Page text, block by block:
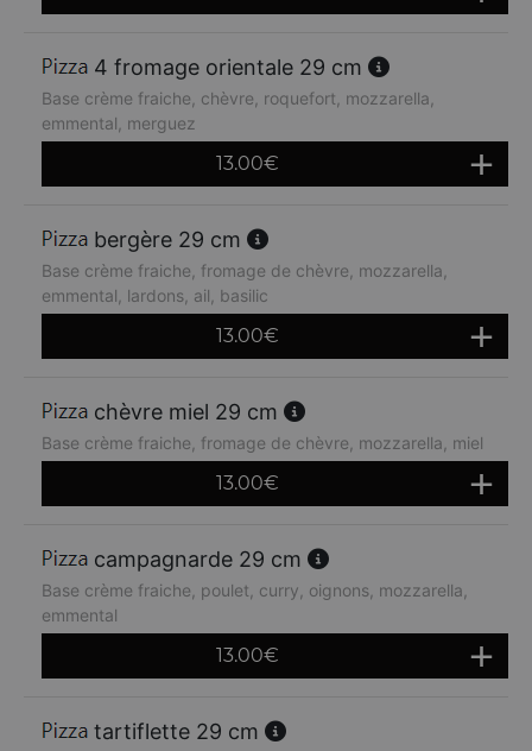
4 fromage orientale 29 cm
Base crème fraiche, chèvre, roquefort, mozzarella,
emmental, merguez
13.00€
bergère 29 cm
Base crème fraiche, fromage de chèvre, mozzarella,
emmental, lardons, ail, basilic
13.00€
chèvre miel 29 cm
Base crème fraiche, fromage de chèvre, mozzarella, miel
13.00€
campagnarde 29 cm
Base crème fraiche, poulet, curry, oignons, mozzarella,
emmental
13.00€
tartiflette 29 cm